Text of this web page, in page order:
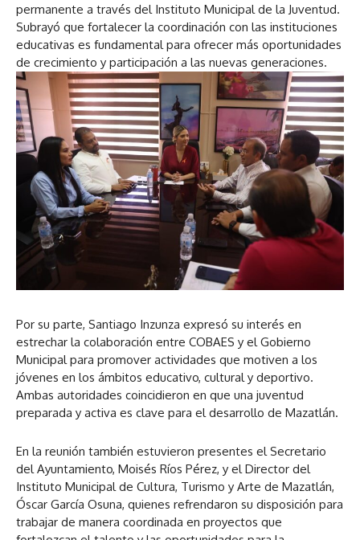
permanente a través del Instituto Municipal de la Juventud.
Subrayó que fortalecer la coordinación con las instituciones
educativas es fundamental para ofrecer más oportunidades
de crecimiento y participación a las nuevas generaciones.
Por su parte, Santiago Inzunza expresó su interés en
estrechar la colaboración entre COBAES y el Gobierno
Municipal para promover actividades que motiven a los
jóvenes en los ámbitos educativo, cultural y deportivo.
Ambas autoridades coincidieron en que una juventud
preparada y activa es clave para el desarrollo de Mazatlán.
En la reunión también estuvieron presentes el Secretario
del Ayuntamiento, Moisés Ríos Pérez, y el Director del
Instituto Municipal de Cultura, Turismo y Arte de Mazatlán,
Óscar García Osuna, quienes refrendaron su disposición para
trabajar de manera coordinada en proyectos que